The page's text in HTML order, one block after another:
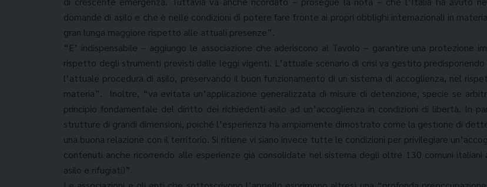
domande di asilo e che è nelle condizioni di potere fare fronte ai propri obblighi internazionali in
gran lunga maggiore rispetto alle attuali presenze”.
“E’ indispensabile – aggiungo le associazione che aderiscono al Tavolo – garantire una protezione
rispetto degli strumenti previsti dalle leggi vigenti. L’attuale scenario di crisi va gestito
l’attuale procedura di asilo, preservando il buon funzionamento di un sistema di accoglienza, nel
materia”. Inoltre, “va evitata un’applicazione generalizzata di misure di detenzione, specie se
principio fondamentale del diritto dei richiedenti asilo ad un’accoglienza in condizioni di libertà. In
strutture di grandi dimensioni, poiché l’esperienza ha ampiamente dimostrato come la gestione di
una buona relazione con il territorio. Si ritiene vi siano invece tutte le condizioni per privilegiare
contenuti anche ricorrendo alle esperienze già consolidate nel sistema degli oltre 130 comuni
asilo e rifugiati)”.